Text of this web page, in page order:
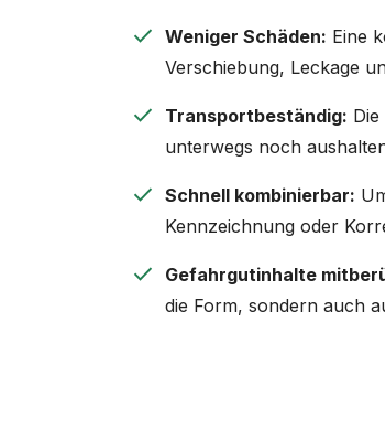
check Weniger Schäden: Eine
Verschiebung, Leckage
check Transportbeständig:
unterwegs noch
check Schnell kombinierbar:
Kennzeichnung oder
check Gefahrgutinhalte
die Form, sondern auch